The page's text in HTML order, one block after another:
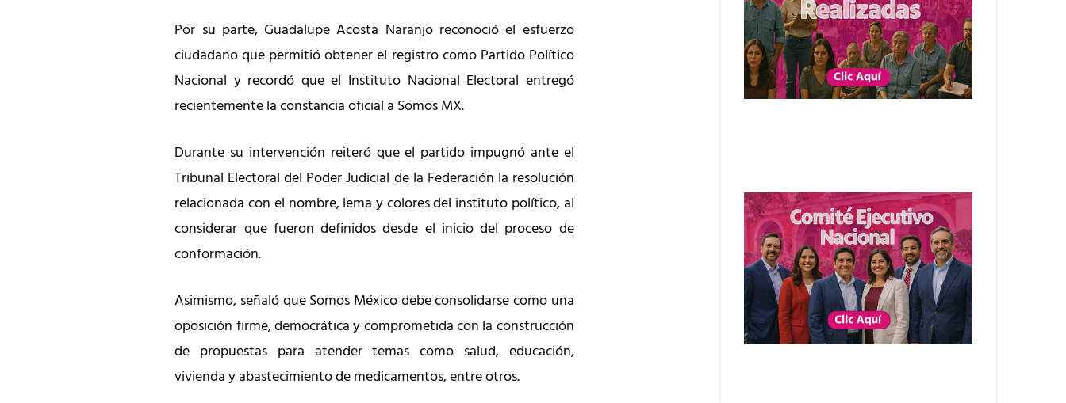
Por su parte, Guadalupe Acosta Naranjo reconoció el esfuerzo
ciudadano que permitió obtener el registro como Partido Político
Nacional y recordó que el Instituto Nacional Electoral entregó
recientemente la constancia oficial a Somos MX.
Durante su intervención reiteró que el partido impugnó ante el
Tribunal Electoral del Poder Judicial de la Federación la resolución
relacionada con el nombre, lema y colores del instituto político, al
considerar que fueron definidos desde el inicio del proceso de
conformación.
Asimismo, señaló que Somos México debe consolidarse como una
oposición firme, democrática y comprometida con la construcción
de propuestas para atender temas como salud, educación,
vivienda y abastecimiento de medicamentos, entre otros.